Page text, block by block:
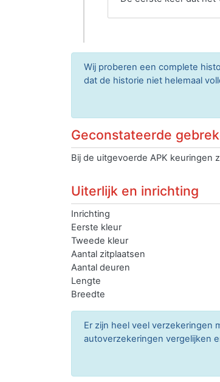
Wij proberen een complete
dat de historie niet helemaal
Geconstateerde
Bij de uitgevoerde APK keuringen
Uiterlijk en inrichting
Inrichting
Eerste kleur
Tweede kleur
Aantal zitplaatsen
Aantal deuren
Lengte
Breedte
Er zijn heel veel verzekeringen
autoverzekeringen vergelijken